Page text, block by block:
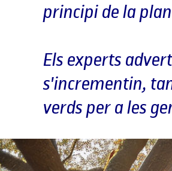
principi de la
Els experts
s'incrementin,
verds per a les